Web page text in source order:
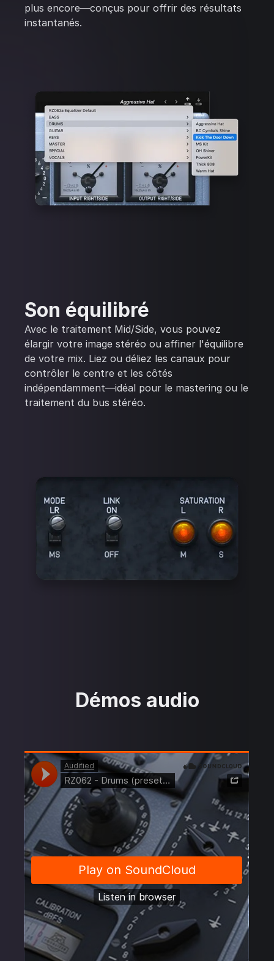
plus encore—conçus pour offrir des résultats
instantanés.
Son équilibré
Avec le traitement Mid/Side, vous pouvez
élargir votre image stéréo ou affiner l'équilibre
de votre mix. Liez ou déliez les canaux pour
contrôler le centre et les côtés
indépendamment—idéal pour le mastering ou le
traitement du bus stéréo.
Démos audio